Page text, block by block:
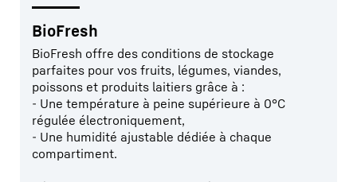
BioFresh
BioFresh offre des conditions de stockage
parfaites pour vos fruits, légumes, viandes,
poissons et produits laitiers grâce à :
- Une température à peine supérieure à 0°C
régulée électroniquement,
- Une humidité ajustable dédiée à chaque
compartiment.